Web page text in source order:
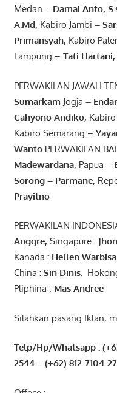
Medan – Damai Anto,
A.Md, Kabiro Jambi –
Primansyah, Kabiro
Lampung – Tati Hartani,
PERWAKILAN JAWAH
Sumarkam Jogja –
Cahyono Andiko,
Kabiro Semarang –
WantoPERWAKILAN
Madewardana, Papua –
Sorong– Parmane,
Prayitno
PERWAKILAN
Anggre, Singapure:
Kanada : Hellen
China : Sin Dinis.
Pliphina : Mas Andree
Silahkan pasang Iklan,
Telp/Hp/Whatsapp :
2544– (+62) 812-7104-